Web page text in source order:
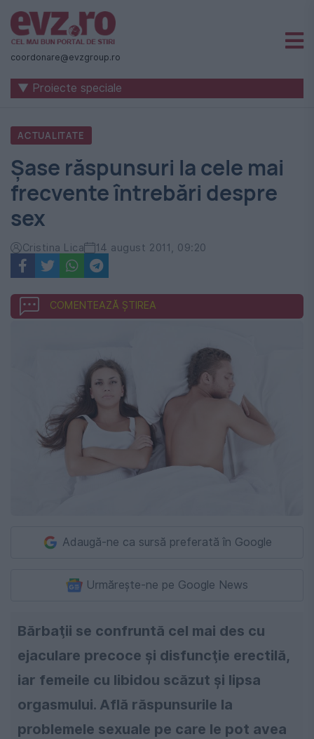
Știri
naționale
internaționale
România
-
Evenimentul
Zilei
coordonare@evzgroup.ro
▼ Proiecte speciale
ACTUALITATE
Şase răspunsuri la cele mai
frecvente întrebări despre
sex
Cristina Lica 14 august 2011, 09:20
COMENTEAZĂ ȘTIREA
Adaugă-ne ca sursă preferată în Google
Urmărește-ne pe Google News
Bărbaţii se confruntă cel mai des cu
ejaculare precoce şi disfuncţie erectilă,
iar femeile cu libidou scăzut şi lipsa
orgasmului. Află răspunsurile la
problemele sexuale pe care le pot avea